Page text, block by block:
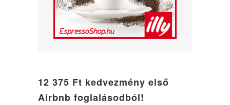
12 375 Ft kedvezmény első
Airbnb foglalásodból!